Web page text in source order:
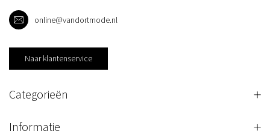
online@vandortmode.nl
Naar klantenservice
Categorieën
Informatie